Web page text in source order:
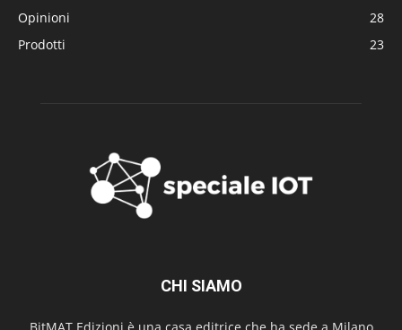
Opinioni
28
Prodotti
23
CHI SIAMO